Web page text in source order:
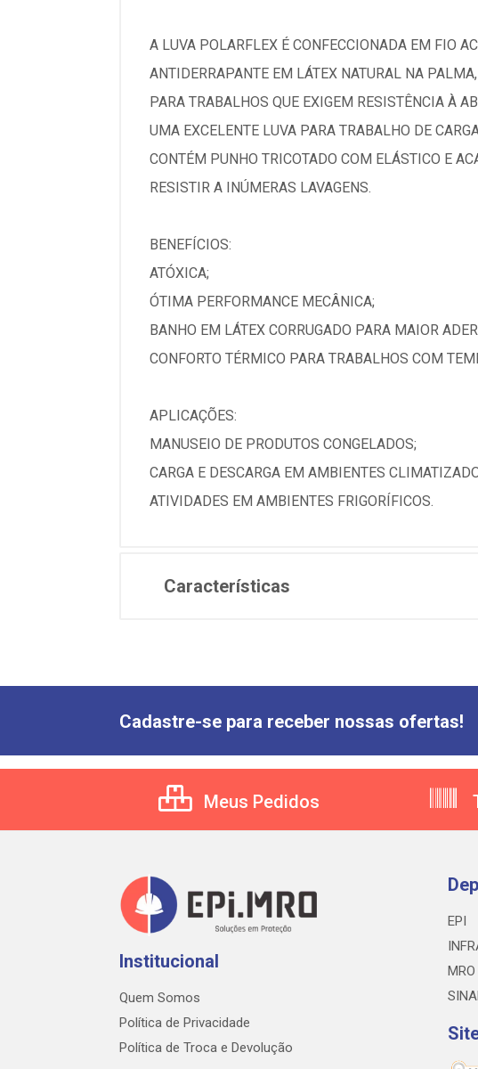
A LUVA POLARFLEX É CONFECCIONADA EM FIO
ANTIDERRAPANTE EM LÁTEX NATURAL NA
PARA TRABALHOS QUE EXIGEM RESISTÊNCIA À
UMA EXCELENTE LUVA PARA TRABALHO DE
CONTÉM PUNHO TRICOTADO COM ELÁSTICO E
RESISTIR A INÚMERAS LAVAGENS.
BENEFÍCIOS:
ATÓXICA;
ÓTIMA PERFORMANCE MECÂNICA;
BANHO EM LÁTEX CORRUGADO PARA MAIOR
CONFORTO TÉRMICO PARA TRABALHOS COM
APLICAÇÕES:
MANUSEIO DE PRODUTOS CONGELADOS;
CARGA E DESCARGA EM AMBIENTES
ATIVIDADES EM AMBIENTES FRIGORÍFICOS.
Características
Cadastre-se para receber nossas ofertas!
Meus Pedidos
Institucional
Quem Somos
Política de Privacidade
Política de Troca e Devolução
EPI
MRO